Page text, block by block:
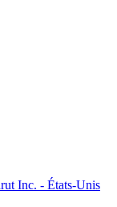
Inc. - États-Unis